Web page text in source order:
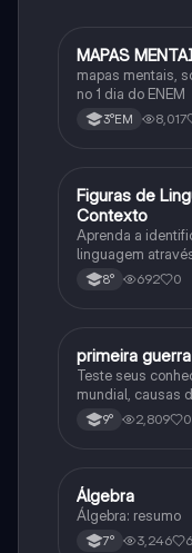
Português
MAPAS
mapas mentais,
no 1 dia do ENEM
3°EM 8,017
FPortuguês
Figuras de
Contexto
Aprenda a
linguagem
8° 692 0
História
primeira
Teste seus
mundial, causas
consequências
primeira guerra
9° 2,809 0
Matematica
Álgebra
Álgebra: resumo
7° 3,246